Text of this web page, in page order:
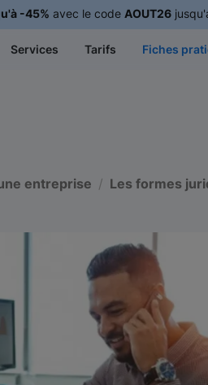
-45% avec le code AOUT26
Services Tarifs Fiches
entreprise Les formes